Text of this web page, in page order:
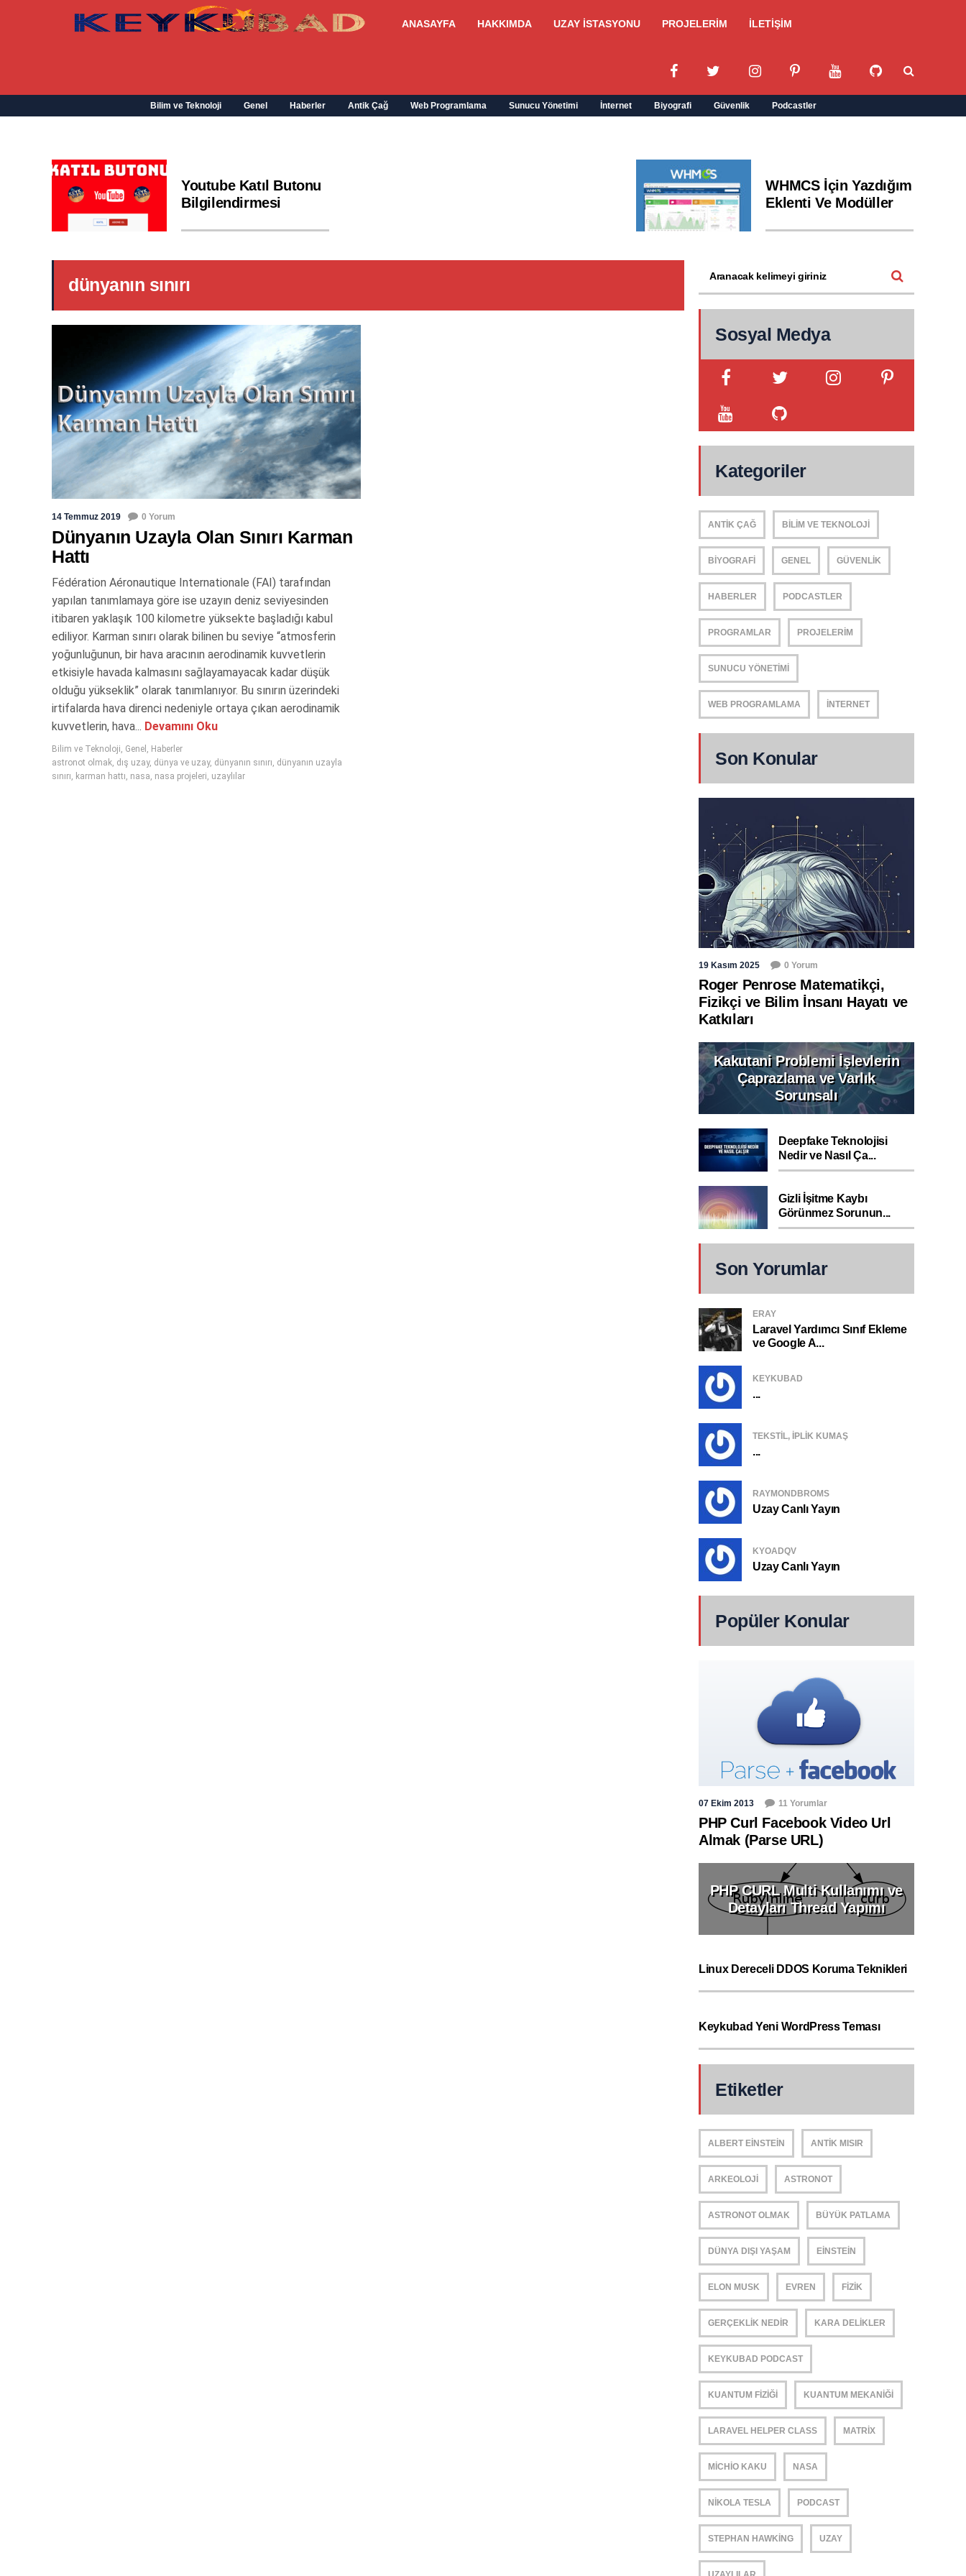
ANASAYFA HAKKIMDA UZAY İSTASYONU PROJELERİM İLETİŞİM
Bilim ve Teknoloji Genel Haberler Antik Çağ Web Programlama Sunucu Yönetimi İnternet Biyografi Güvenlik Podcastler
Youtube Katıl Butonu
Bilgilendirmesi
WHMCS İçin Yazdığım
Eklenti Ve Modüller
dünyanın sınırı
14 Temmuz 2019 0 Yorum
Dünyanın Uzayla Olan Sınırı Karman
Hattı
Fédération Aéronautique Internationale (FAI) tarafından
yapılan tanımlamaya göre ise uzayın deniz seviyesinden
itibaren yaklaşık 100 kilometre yüksekte başladığı kabul
ediliyor. Karman sınırı olarak bilinen bu seviye “atmosferin
yoğunluğunun, bir hava aracının aerodinamik kuvvetlerin
etkisiyle havada kalmasını sağlayamayacak kadar düşük
olduğu yükseklik” olarak tanımlanıyor. Bu sınırın üzerindeki
irtifalarda hava direnci nedeniyle ortaya çıkan aerodinamik
kuvvetlerin, hava... Devamını Oku
Bilim ve Teknoloji, Genel , Haberler
astronot olmak, dış uzay, dünya ve uzay, dünyanın sınırı, dünyanın uzayla
sınırı, karman hattı, nasa, nasa projeleri, uzaylılar
Sosyal Medya
Kategoriler
ANTIK ÇAĞ BILIM VE TEKNOLOJI
BIYOGRAFI GENEL GÜVENLIK
HABERLER PODCASTLER
PROGRAMLAR PROJELERIM
SUNUCU YÖNETIMI
WEB PROGRAMLAMA İNTERNET
Son Konular
19 Kasım 2025 0 Yorum
Roger Penrose Matematikçi,
Fizikçi ve Bilim İnsanı Hayatı ve
Katkıları
Kakutani Problemi İşlevlerin
Çaprazlama ve Varlık
Sorunsalı
Deepfake Teknolojisi
Nedir ve Nasıl Ça...
Gizli İşitme Kaybı
Görünmez Sorunun...
Son Yorumlar
ERAY
Laravel Yardımcı Sınıf Ekleme
ve Google A...
KEYKUBAD
...
TEKSTIL, IPLIK KUMAŞ
...
RAYMONDBROMS
Uzay Canlı Yayın
KYOADQV
Uzay Canlı Yayın
Popüler Konular
07 Ekim 2013 11 Yorumlar
PHP Curl Facebook Video Url
Almak (Parse URL)
PHP CURL Multi Kullanımı ve
Detayları Thread Yapımı
Linux Dereceli DDOS Koruma Teknikleri
Keykubad Yeni WordPress Teması
Etiketler
ALBERT EINSTEIN ANTIK MISIR
ARKEOLOJI ASTRONOT
ASTRONOT OLMAK BÜYÜK PATLAMA
DÜNYA DIŞI YAŞAM EINSTEIN
ELON MUSK EVREN FIZIK
GERÇEKLIK NEDIR KARA DELIKLER
KEYKUBAD PODCAST
KUANTUM FIZIĞI KUANTUM MEKANIĞI
LARAVEL HELPER CLASS MATRIX
MICHIO KAKU NASA
NIKOLA TESLA PODCAST
STEPHAN HAWKING UZAY